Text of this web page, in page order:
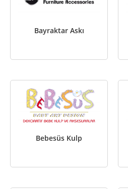
Bayraktar Askı
Bebesüs Kulp